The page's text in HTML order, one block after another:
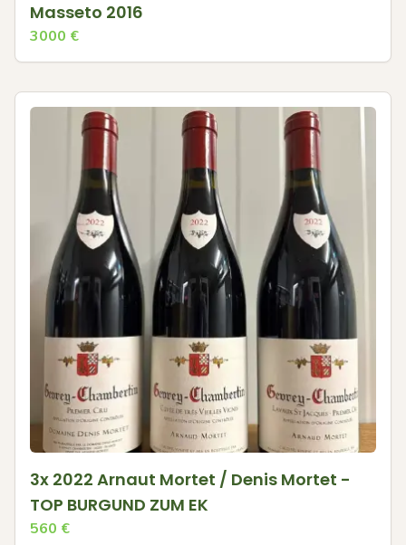
Masseto 2016
3000 €
3x 2022 Arnaut Mortet / Denis Mortet -
TOP BURGUND ZUM EK
560 €